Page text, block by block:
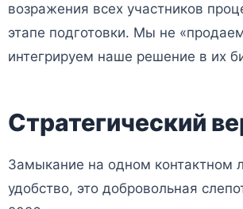
возражения всех участников
этапе подготовки. Мы не
интегрируем наше решение в их
Стратегический
Замыкание на одном контактном
удобство, это добровольная